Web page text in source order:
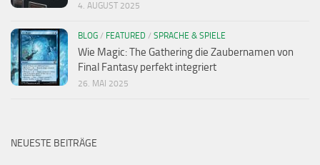
4. AUGUST 2025
BLOG / FEATURED / SPRACHE & SPIELE
Wie Magic: The Gathering die Zaubernamen von
Final Fantasy perfekt integriert
26. MAI 2025
NEUESTE BEITRÄGE